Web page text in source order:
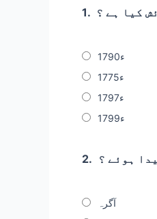
1. کیا ہے ؟
1790ء
1775ء
1797ء
1799ء
2. ہوئے ؟
آگرہ